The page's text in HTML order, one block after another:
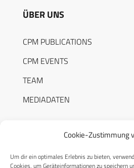
Cookie-Zustimmung
Um dir ein optimales Erlebnis zu bieten,
Cookies, um Geräteinformationen zu speichern
ÜBER UNS
CPM PUBLICATIONS
CPM EVENTS
TEAM
MEDIADATEN
RECHTLICHES